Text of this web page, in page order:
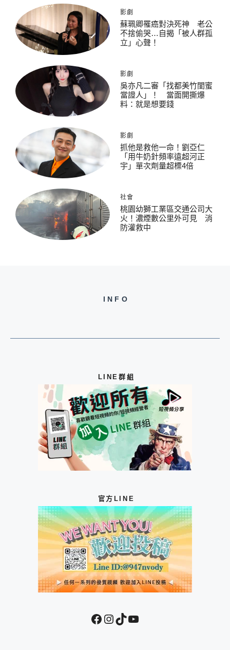
影劇
蘇珮卿罹癌對決死神 老公
不捨偷哭…自揭「被人群孤
立」心聲！
影劇
吳亦凡二審「找都美竹閨蜜
當證人」！ 當面開撕爆
料：就是想要錢
影劇
抓他是救他一命！劉亞仁
「用牛奶針頻率遠超河正
宇」單次劑量超標4倍
社會
桃園幼獅工業區交通公司大
火！濃煙數公里外可見 消
防灌救中
INFO
LINE群組
官方LINE
Facebook
Instagram
TikTokYouTube